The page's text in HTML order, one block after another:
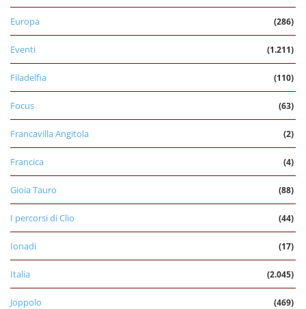
Europa (286)
Eventi (1.211)
Filadelfia (110)
Focus (63)
Francavilla Angitola (2)
Francica (4)
Gioia Tauro (88)
I percorsi di Clio (44)
Ionadi (17)
Italia (2.045)
Joppolo (469)